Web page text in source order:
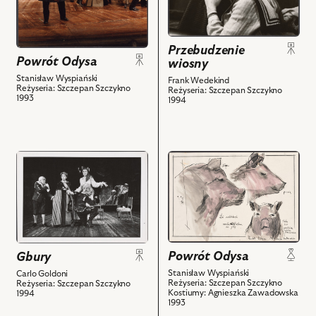
-
Medon
i
powiązanych
nim
obiektów
Powrót Odysa
Stanisław Wyspiański
Reżyseria: Szczepan Szczykno
1993
-
Pani
Bergmann,
Małgorzata
Sadowska
-
Wendla
nim
obiektów
Przebudzenie
wiosny
Frank Wedekind
Reżyseria: Szczepan Szczykno
1994
przejdź
obiektu
Gbury,
zdjęciu:
Andrzej
Balcerzak
-
Konstanty,
Gbury
Carlo Goldoni
Reżyseria: Szczepan Szczykno
1994
przejdź
do
obiektu
Powrót
Odysa,
Projekt:
kostium
maski
zwierzęce
Powrót Odysa
Stanisław Wyspiański
Reżyseria: Szczepan Szczykno
Kostiumy: Agnieszka Zawadowska
1993